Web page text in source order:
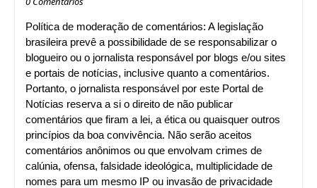
Política de moderação de comentários: A legislação
brasileira prevê a possibilidade de se responsabilizar o
blogueiro ou o jornalista responsável por blogs e/ou sites
e portais de notícias, inclusive quanto a comentários.
Portanto, o jornalista responsável por este Portal de
Notícias reserva a si o direito de não publicar
comentários que firam a lei, a ética ou quaisquer outros
princípios da boa convivência. Não serão aceitos
comentários anônimos ou que envolvam crimes de
calúnia, ofensa, falsidade ideológica, multiplicidade de